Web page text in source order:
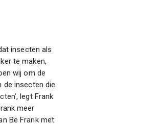
insecten als
te maken,
wij om de
de insecten die
legt Frank
meer
Be Frank met